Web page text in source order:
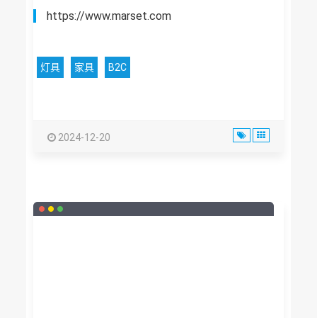
https://www.marset.com
灯具 家具 B2C
2024-12-20